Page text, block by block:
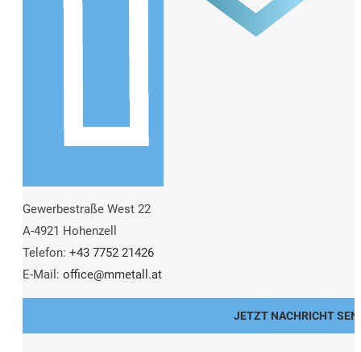
Gewerbestraße West 22
A-4921 Hohenzell
Telefon: +43 7752 21426
E-Mail: office@mmetall.at
JETZT NACHRICHT